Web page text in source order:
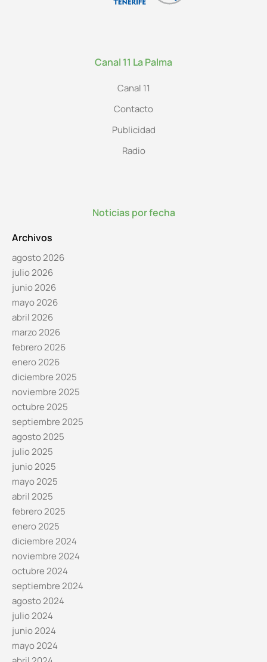
Canal 11 La Palma
Canal 11
Contacto
Publicidad
Radio
Noticias por fecha
Archivos
agosto 2026
julio 2026
junio 2026
mayo 2026
abril 2026
marzo 2026
febrero 2026
enero 2026
diciembre 2025
noviembre 2025
octubre 2025
septiembre 2025
agosto 2025
julio 2025
junio 2025
mayo 2025
abril 2025
febrero 2025
enero 2025
diciembre 2024
noviembre 2024
octubre 2024
septiembre 2024
agosto 2024
julio 2024
junio 2024
mayo 2024